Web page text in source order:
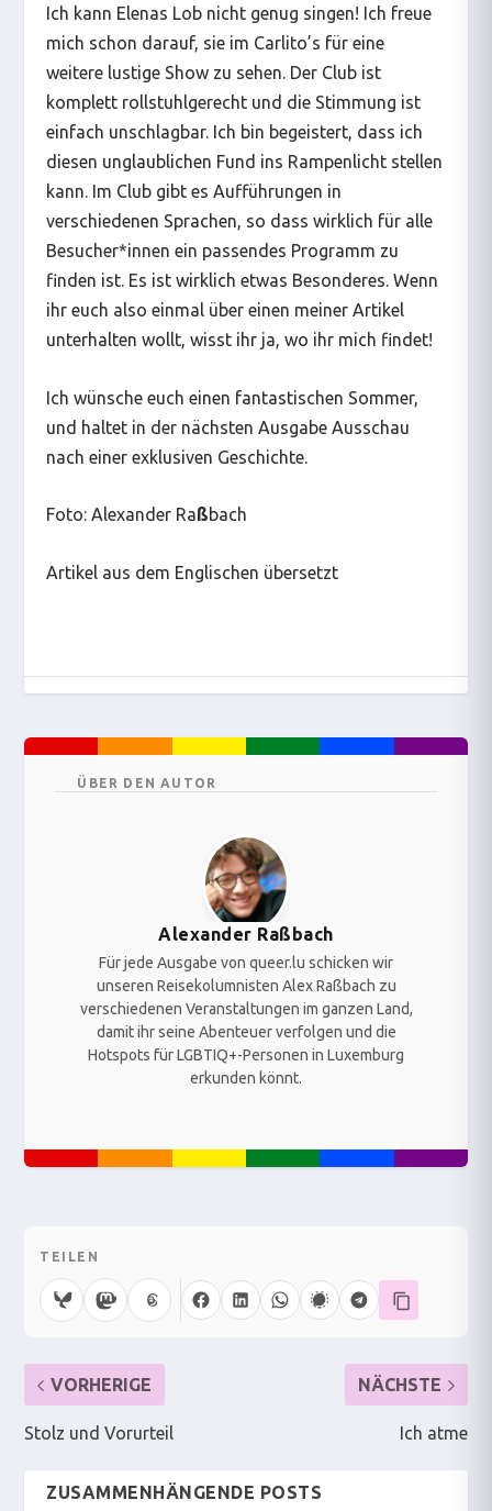
Ich kann Elenas Lob nicht genug singen! Ich freue
mich schon darauf, sie im Carlito’s für eine
weitere lustige Show zu sehen. Der Club ist
komplett rollstuhlgerecht und die Stimmung ist
einfach unschlagbar. Ich bin begeistert, dass ich
diesen unglaublichen Fund ins Rampenlicht stellen
kann. Im Club gibt es Aufführungen in
verschiedenen Sprachen, so dass wirklich für alle
Besucher*innen ein passendes Programm zu
finden ist. Es ist wirklich etwas Besonderes. Wenn
ihr euch also einmal über einen meiner Artikel
unterhalten wollt, wisst ihr ja, wo ihr mich findet!
Ich wünsche euch einen fantastischen Sommer,
und haltet in der nächsten Ausgabe Ausschau
nach einer exklusiven Geschichte.
Foto: Alexander Raßbach
Artikel aus dem Englischen übersetzt
ÜBER DEN AUTOR
Alexander Raßbach
Für jede Ausgabe von queer.lu schicken wir
unseren Reisekolumnisten Alex Raßbach zu
verschiedenen Veranstaltungen im ganzen Land,
damit ihr seine Abenteuer verfolgen und die
Hotspots für LGBTIQ+-Personen in Luxemburg
erkunden könnt.
TEILEN
VORHERIGE
Stolz und Vorurteil
NÄCHSTE
Ich atme
ZUSAMMENHÄNGENDE POSTS